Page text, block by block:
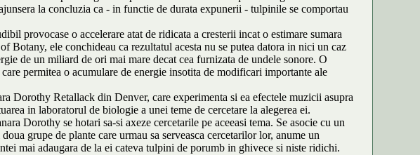
la concluzia ca - in functie de durata expunerii - tulpinile se comportau
provocase o accelerare atat de ridicata a cresterii incat o estimare sumara
ele conchideau ca rezultatul acesta nu se putea datora in nici un caz
de un miliard de ori mai mare decat cea furnizata de undele sonore. O
permitea o acumulare de energie insotita de modificari importante ale
Dorothy Retallack din Denver, care experimenta si ea efectele muzicii asupra
in laboratorul de biologie a unei teme de cercetare la alegerea ei.
Dorothy se hotari sa-si axeze cercetarile pe aceeasi tema. Se asocie cu un
grupe de plante care urmau sa serveasca cercetarilor lor, anume un
mai adaugara de la ei cateva tulpini de porumb in ghivece si niste ridichi.